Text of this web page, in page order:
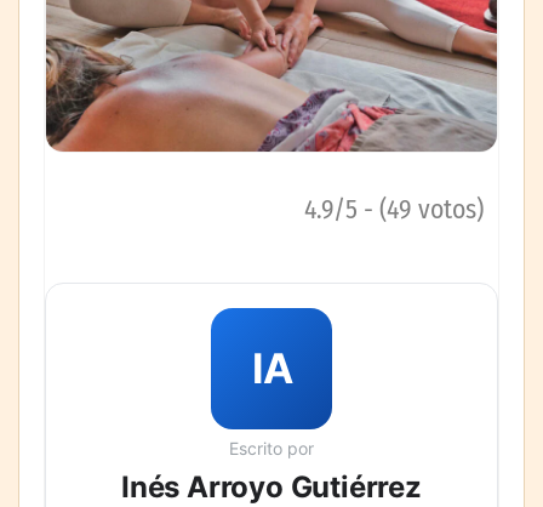
4.9/5 - (49 votos)
IA
Escrito por
Inés Arroyo Gutiérrez